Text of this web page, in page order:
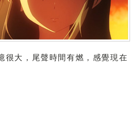
很大，尾聲時間有燃，感覺現在